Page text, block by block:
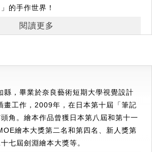
的手作世界！
我們了解到真的很想要的東西，
過後得到的成果會更棒。
小偷、冒牌的小餐包、搞破壞的法國棍
生活，天天都有可愛的麵包小偷與孩子
光吧！
手作小物 × 暖心刺繡，簡單易上手
，無論是各種小玩偶、斜背包、收納
閱讀更多
縣，畢業於奈良藝術短期大學視覺設計
畫工作，2009年，在日本第十屆「筆記
角。繪本作品曾獲日本第八屆和第十一
繪本大獎第二名和第四名、新人獎第
七屆劍淵繪本大獎等。